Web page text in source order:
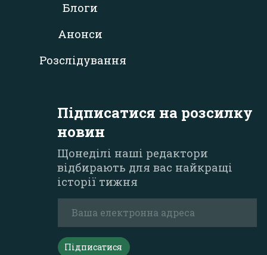
Блоги
Анонси
Розслідування
Підписатися на розсилку
новин
Щонеділі наші редактори
відбирають для вас найкращі
історії тижня
Підписатися